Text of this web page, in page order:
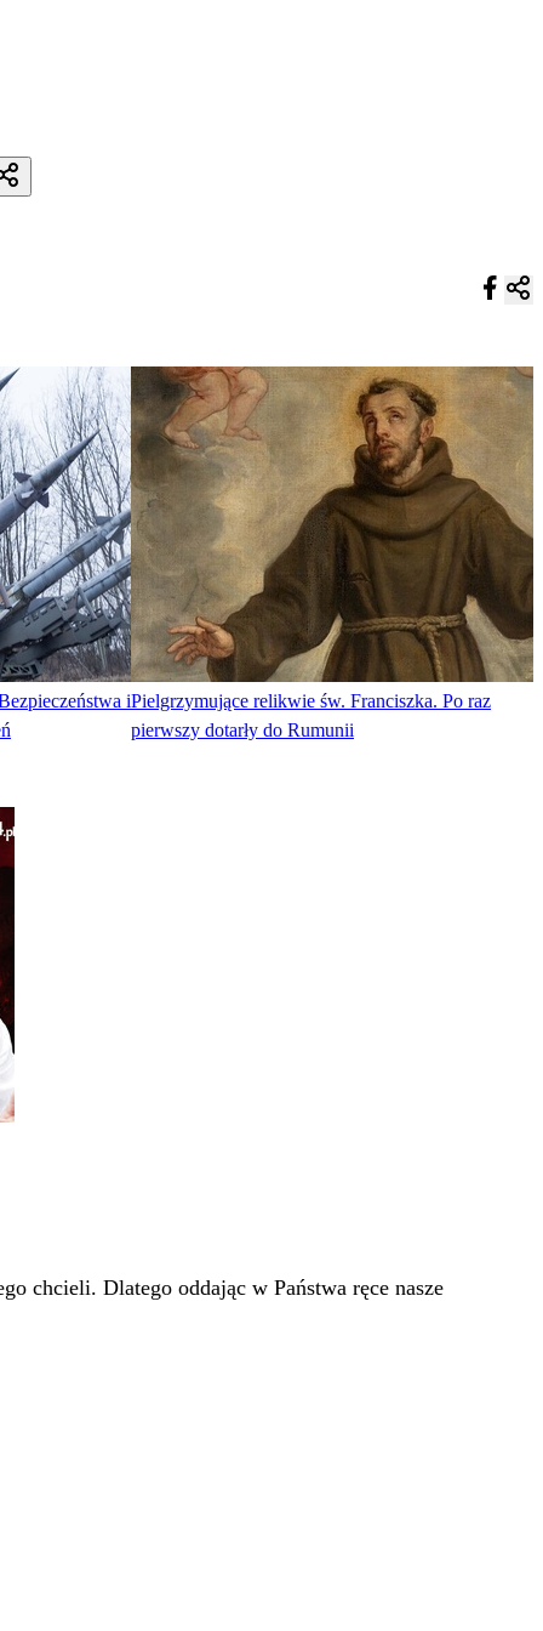
iPielgrzymujące relikwie św. Franciszka. Po raz
pierwszy dotarły do Rumunii
chcieli. Dlatego oddając w Państwa ręce nasze